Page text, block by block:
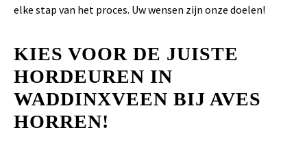
elke stap van het proces. Uw wensen zijn onze doelen!
KIES VOOR DE JUISTE
HORDEUREN IN
WADDINXVEEN BIJ AVES
HORREN!